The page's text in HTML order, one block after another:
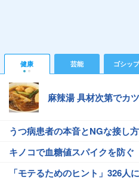
健康 芸能 ゴシッ
麻辣湯 具材次第でカ
うつ病患者の本音とNGな接し方
キノコで血糖値スパイクを防ぐ
「モテるためのヒント」326人に